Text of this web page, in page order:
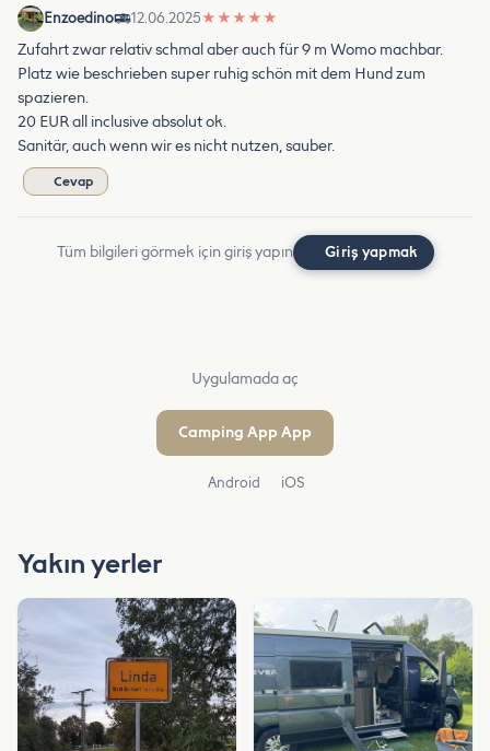
Enzoedino 12.06.2025★ ★ ★ ★ ★
Zufahrt zwar relativ schmal aber auch für 9 m Womo machbar.
Platz wie beschrieben super ruhig schön mit dem Hund zum
spazieren.
20 EUR all inclusive absolut ok.
Sanitär, auch wenn wir es nicht nutzen, sauber.
Cevap
Tüm bilgileri görmek için giriş yapın Giriş yapmak
Uygulamada aç
Camping App App
Android iOS
Yakın yerler